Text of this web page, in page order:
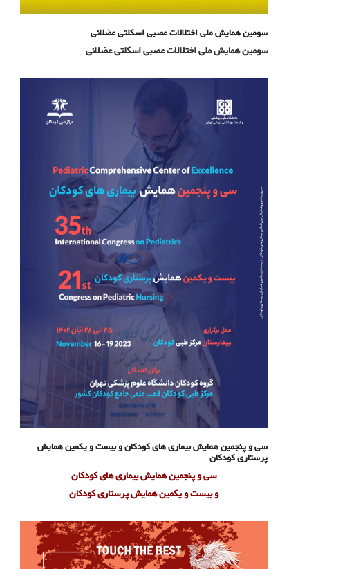
سومین همایش ملی اختلالات عصبی اسکلتی عضلانی
سومین همایش ملی اختلالات عصبی اسکلتی عضلانی
سی و پنجمین همایش بیماری های کودکان و بیست و یکمین همایش
پرستاری کودکان
سی و پنجمین همایش بیماری های کودکان
و بیست و یکمین همایش پرستاری کودکان